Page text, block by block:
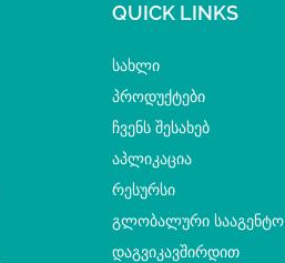
QUICK LINKS
ᲡᲐᲮᲚᲘ
ᲞᲠᲝᲓᲣᲥᲢᲔᲑᲘ
ᲩᲕᲔᲜᲡ ᲨᲔᲡᲐᲮᲔᲑ
ᲐᲞᲚᲘᲙᲐᲪᲘᲐ
ᲠᲔᲡᲣᲠᲡᲘ
ᲒᲚᲝᲑᲐᲚᲣᲠᲘ ᲡᲐᲐᲒᲔᲜᲢᲝ
ᲓᲐᲒᲕᲘᲙᲐᲕᲨᲘᲠᲓᲘᲗ